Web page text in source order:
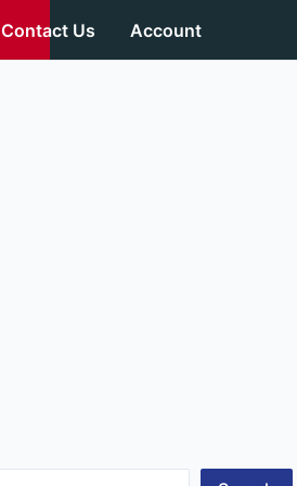
Contact Us Account